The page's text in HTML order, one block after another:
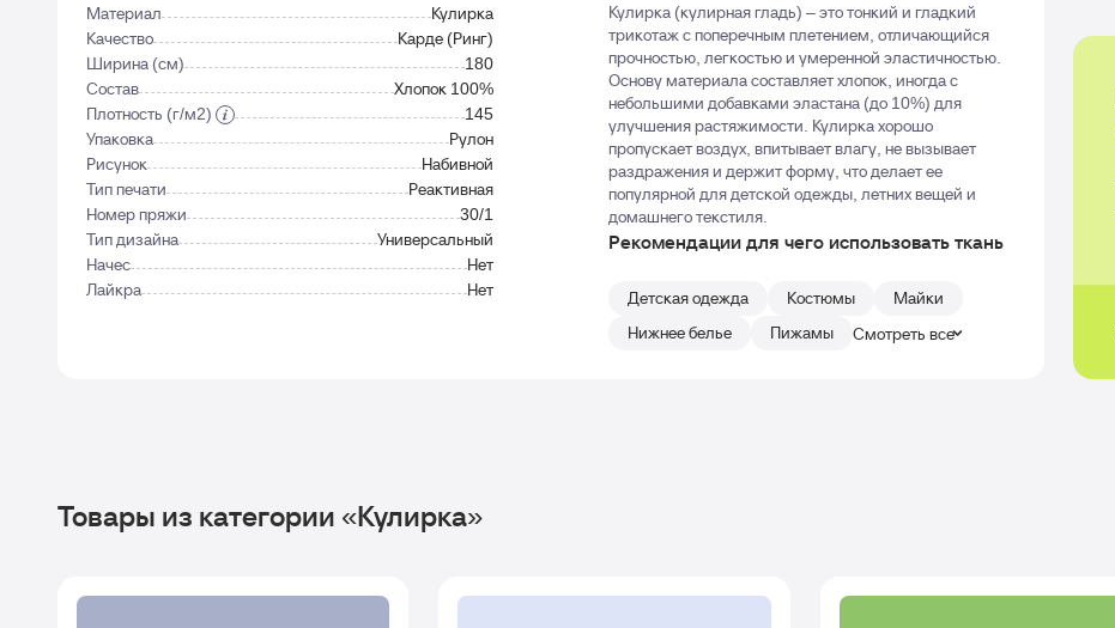
Материал
Кулирка
Качество
Карде (Ринг)
Ширина (см)
180
Состав
Хлопок 100%
Плотность (г/м2)
145
Упаковка
Рулон
Рисунок
Набивной
Тип печати
Реактивная
Номер пряжи
30/1
Тип дизайна
Универсальный
Начес
Нет
Лайкра
Нет
Кулирка (кулирная гладь) – это тонкий и гладкий
трикотаж с поперечным плетением, отличающийся
прочностью, легкостью и умеренной эластичностью.
Основу материала составляет хлопок, иногда с
небольшими добавками эластана (до 10%) для
улучшения растяжимости. Кулирка хорошо
пропускает воздух, впитывает влагу, не вызывает
раздражения и держит форму, что делает ее
популярной для детской одежды, летних вещей и
домашнего текстиля.
Рекомендации для чего использовать ткань
Детская одежда Костюмы
Майки
Нижнее белье
Пижамы Смотреть все
Товары из категории «Кулирка»